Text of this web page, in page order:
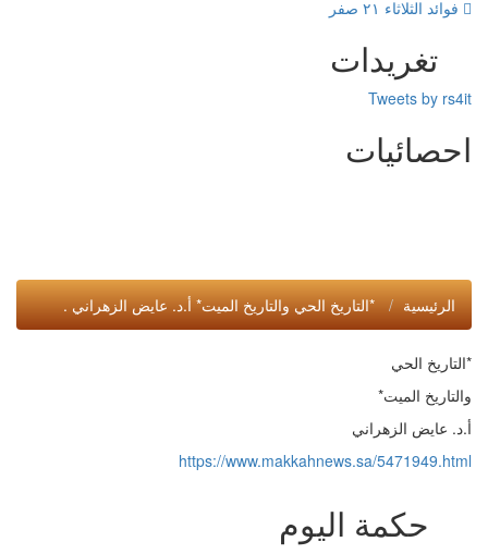
فوائد الثلاثاء ٢١ صفر
تغريدات
Tweets by rs4it
احصائيات
الرئيسية *التاريخ الحي والتاريخ الميت* أ.د. عايض الزهراني .
*التاريخ الحي
والتاريخ الميت*
أ.د. عايض الزهراني
https://www.makkahnews.sa/5471949.html
حكمة اليوم